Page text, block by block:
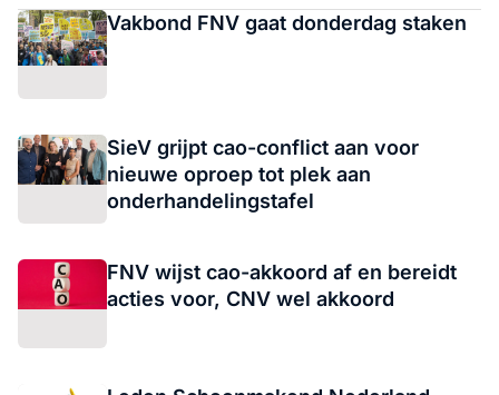
Vakbond FNV gaat donderdag staken
SieV grijpt cao-conflict aan voor
nieuwe oproep tot plek aan
onderhandelingstafel
FNV wijst cao-akkoord af en bereidt
acties voor, CNV wel akkoord